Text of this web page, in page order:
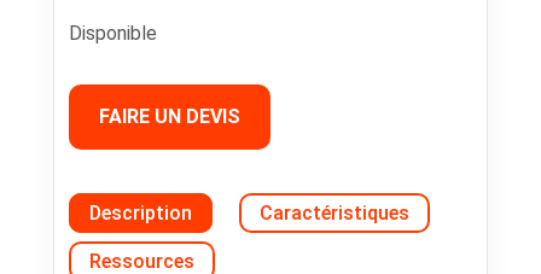
Disponible
FAIRE UN DEVIS
Description Caractéristiques
Ressources